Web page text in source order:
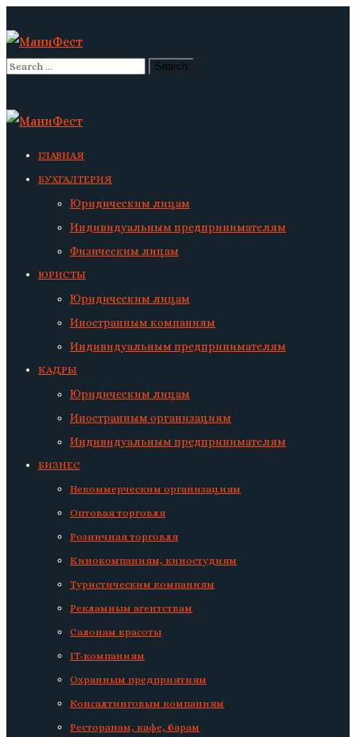
ГЛАВНАЯ
БУХГАЛТЕРИЯ
Юридическим лицам
Индивидуальным предпринимателям
Физическим лицам
ЮРИСТЫ
Юридическим лицам
Иностранным компаниям
Индивидуальным предпринимателям
КАДРЫ
Юридическим лицам
Иностранным организациям
Индивидуальным предпринимателям
БИЗНЕС
Некоммерческим организациям
Оптовая торговля
Розничная торговля
Кинокомпаниям, киностудиям
Туристическим компаниям
Рекламным агентствам
Салонам красоты
IT-компаниям
Охранным предприятиям
Консалтинговым компаниям
Ресторанам, кафе, барам